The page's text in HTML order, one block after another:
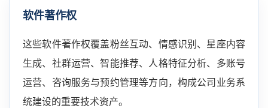
软件著作权
这些软件著作权覆盖粉丝互动、情感识别、星座内容
生成、社群运营、智能推荐、人格特征分析、多账号
运营、咨询服务与预约管理等方向，构成公司业务系
统建设的重要技术资产。